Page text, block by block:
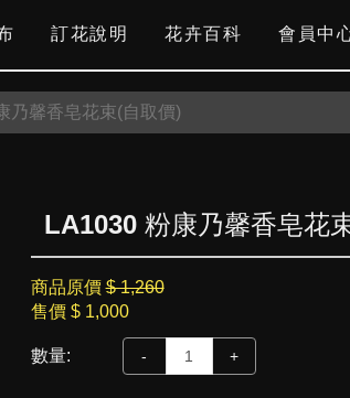
訂花說明 花卉百科 會員中
乃馨香皂花束(自取價)
LA1030 粉康乃馨香皂花
商品原價 $ 1,260
售價 $ 1,000
數量: - +